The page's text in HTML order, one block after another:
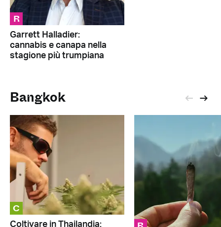
R
Garrett Halladier:
cannabis e canapa nella
stagione più trumpiana
Bangkok
C
Coltivare in Thailandia: